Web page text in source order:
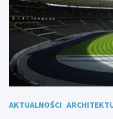
AKTUALNOŚCI